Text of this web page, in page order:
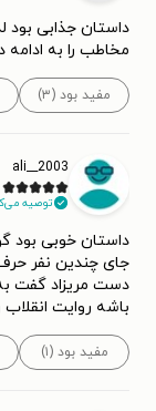
داستان جذابی
مخاطب را به
مفید بود (۳)
ali__2003
توصیه
داستان خوبی
جای چندین نفر
دست مریزاد گفت
باشه روایت انقلاب
مفید بود (۱)